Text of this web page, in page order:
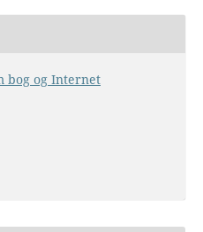
bog og Internet